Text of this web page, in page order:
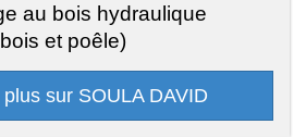
au bois hydraulique
et poêle)
sur SOULA DAVID